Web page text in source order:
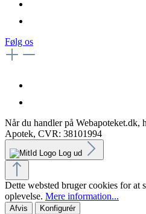
Følg os
Når du handler på Webapoteket.dk,
Apotek, CVR: 38101994
Log ud
Dette websted bruger cookies for at
oplevelse. Mere information...
Afvis Konfigurér